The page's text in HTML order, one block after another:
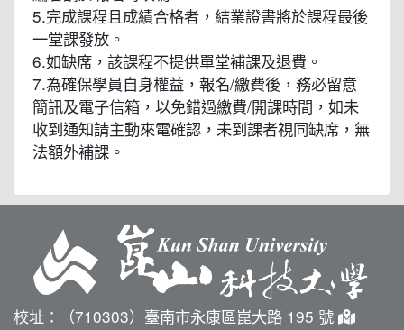
5.完成課程且成績合格者，結業證書將於課程最後
一堂課發放。
6.如缺席，該課程不提供單堂補課及退費。
7.為確保學員自身權益，報名/繳費後，務必留意
簡訊及電子信箱，以免錯過繳費/開課時間，如未
收到通知請主動來電確認，未到課者視同缺席，無
法額外補課。
校址：（710303）臺南市永康區崑大路 195 號